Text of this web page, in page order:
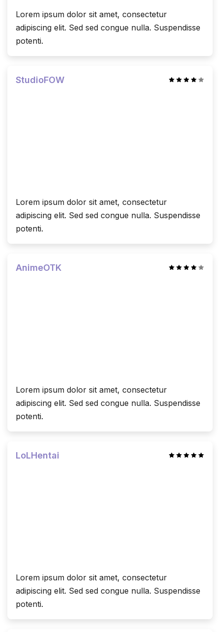
Lorem ipsum dolor sit amet, consectetur
adipiscing elit. Sed sed congue nulla. Suspendisse
potenti.
StudioFOW
Lorem ipsum dolor sit amet, consectetur
adipiscing elit. Sed sed congue nulla. Suspendisse
potenti.
AnimeOTK
Lorem ipsum dolor sit amet, consectetur
adipiscing elit. Sed sed congue nulla. Suspendisse
potenti.
LoLHentai
Lorem ipsum dolor sit amet, consectetur
adipiscing elit. Sed sed congue nulla. Suspendisse
potenti.